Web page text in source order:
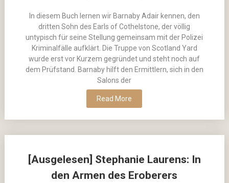
In diesem Buch lernen wir Barnaby Adair kennen, den
dritten Sohn des Earls of Cothelstone, der völlig
untypisch für seine Stellung gemeinsam mit der Polizei
Kriminalfälle aufklärt. Die Truppe von Scotland Yard
wurde erst vor Kurzem gegründet und steht noch auf
dem Prüfstand. Barnaby hilft den Ermittlern, sich in den
Salons der
Read More
[Ausgelesen] Stephanie Laurens: In
den Armen des Eroberers